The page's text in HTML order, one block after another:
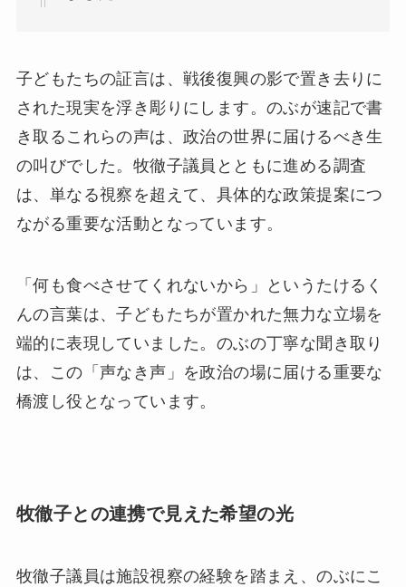
子どもたちの証言は、戦後復興の影で置き去りに
された現実を浮き彫りにします。のぶが速記で書
き取るこれらの声は、政治の世界に届けるべき生
の叫びでした。牧徹子議員とともに進める調査
は、単なる視察を超えて、具体的な政策提案につ
ながる重要な活動となっています。
「何も食べさせてくれないから」というたけるく
んの言葉は、子どもたちが置かれた無力な立場を
端的に表現していました。のぶの丁寧な聞き取り
は、この「声なき声」を政治の場に届ける重要な
橋渡し役となっています。
牧徹子との連携で見えた希望の光
牧徹子議員は施設視察の経験を踏まえ、のぶにこ